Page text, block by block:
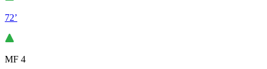
72’
MF 4